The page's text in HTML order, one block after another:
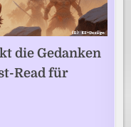
die Gedanken
Read für